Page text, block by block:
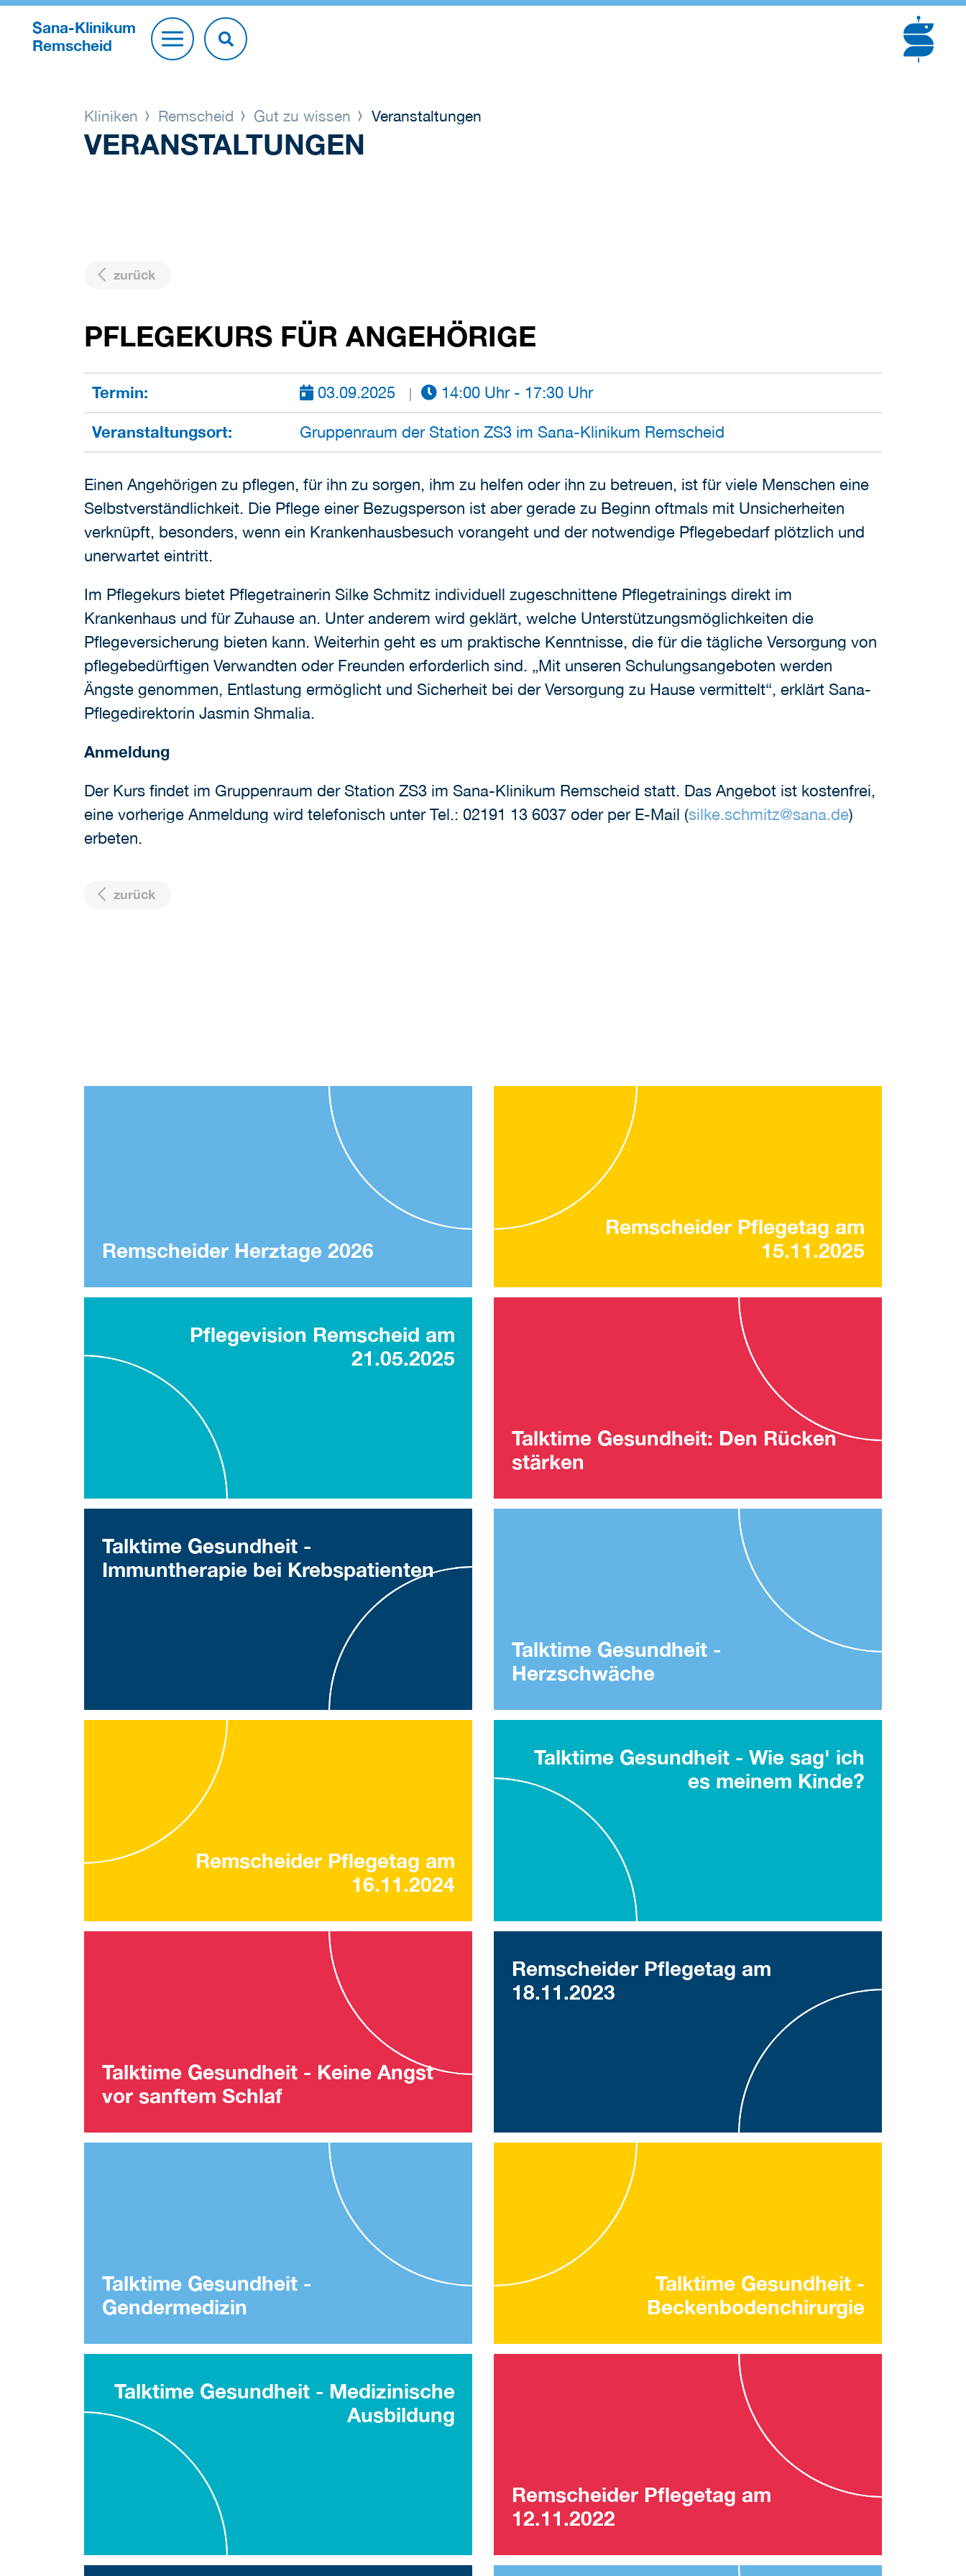
Sana-Klinikum
Remscheid
Kliniken Remscheid Gut zu wissen Veranstaltungen
VERANSTALTUNGEN
zurück
PFLEGEKURS FÜR ANGEHÖRIGE
Termin: 03.09.2025 14:00 Uhr - 17:30 Uhr
Veranstaltungsort: Gruppenraum der Station ZS3 im Sana-Klinikum Remscheid
Einen Angehörigen zu pflegen, für ihn zu sorgen, ihm zu helfen oder ihn zu betreuen, ist für viele Menschen eine
Selbstverständlichkeit. Die Pflege einer Bezugsperson ist aber gerade zu Beginn oftmals mit Unsicherheiten
verknüpft, besonders, wenn ein Krankenhausbesuch vorangeht und der notwendige Pflegebedarf plötzlich und
unerwartet eintritt.
Im Pflegekurs bietet Pflegetrainerin Silke Schmitz individuell zugeschnittene Pflegetrainings direkt im
Krankenhaus und für Zuhause an. Unter anderem wird geklärt, welche Unterstützungsmöglichkeiten die
Pflegeversicherung bieten kann. Weiterhin geht es um praktische Kenntnisse, die für die tägliche Versorgung von
pflegebedürftigen Verwandten oder Freunden erforderlich sind. „Mit unseren Schulungsangeboten werden
Ängste genommen, Entlastung ermöglicht und Sicherheit bei der Versorgung zu Hause vermittelt“, erklärt Sana-
Pflegedirektorin Jasmin Shmalia.
Anmeldung
Der Kurs findet im Gruppenraum der Station ZS3 im Sana-Klinikum Remscheid statt. Das Angebot ist kostenfrei,
eine vorherige Anmeldung wird telefonisch unter Tel.: 02191 13 6037 oder per E-Mail (silke.schmitz@sana.de)
erbeten.
zurück
Remscheider Herztage 2026
Remscheider Pflegetag am
15.11.2025
Pflegevision Remscheid am
21.05.2025
Talktime Gesundheit: Den Rücken
stärken
Talktime Gesundheit -
Immuntherapie bei Krebspatienten
Talktime Gesundheit -
Herzschwäche
Remscheider Pflegetag am
16.11.2024
Talktime Gesundheit - Wie sag' ich
es meinem Kinde?
Talktime Gesundheit - Keine Angst
vor sanftem Schlaf
Remscheider Pflegetag am
18.11.2023
Talktime Gesundheit -
Gendermedizin
Talktime Gesundheit -
Beckenbodenchirurgie
Talktime Gesundheit - Medizinische
Ausbildung
Remscheider Pflegetag am
12.11.2022